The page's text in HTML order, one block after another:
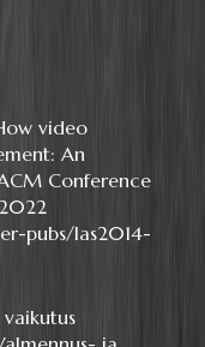
video
An
Conference
pubs/las2014-